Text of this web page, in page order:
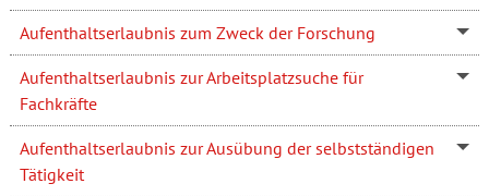
Aufenthaltserlaubnis zum Zweck der Forschung
Aufenthaltserlaubnis zur Arbeitsplatzsuche für
Fachkräfte
Aufenthaltserlaubnis zur Ausübung der selbstständigen
Tätigkeit